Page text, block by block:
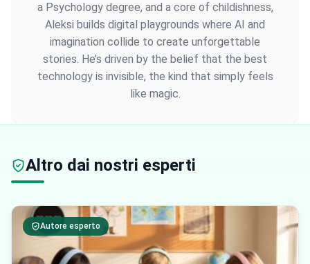
a Psychology degree, and a core of childishness,
Aleksi builds digital playgrounds where AI and
imagination collide to create unforgettable
stories. He’s driven by the belief that the best
technology is invisible, the kind that simply feels
like magic.
Altro dai nostri esperti
Autore esperto